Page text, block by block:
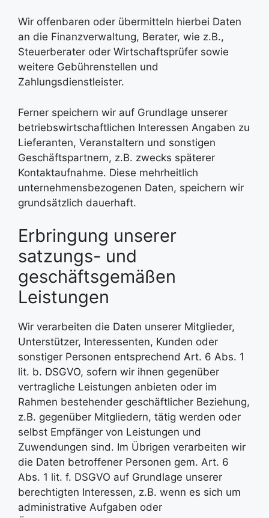
Wir offenbaren oder übermitteln hierbei Daten
an die Finanzverwaltung, Berater, wie z.B.,
Steuerberater oder Wirtschaftsprüfer sowie
weitere Gebührenstellen und
Zahlungsdienstleister.
Ferner speichern wir auf Grundlage unserer
betriebswirtschaftlichen Interessen Angaben zu
Lieferanten, Veranstaltern und sonstigen
Geschäftspartnern, z.B. zwecks späterer
Kontaktaufnahme. Diese mehrheitlich
unternehmensbezogenen Daten, speichern wir
grundsätzlich dauerhaft.
Erbringung unserer
satzungs- und
geschäftsgemäßen
Leistungen
Wir verarbeiten die Daten unserer Mitglieder,
Unterstützer, Interessenten, Kunden oder
sonstiger Personen entsprechend Art. 6 Abs. 1
lit. b. DSGVO, sofern wir ihnen gegenüber
vertragliche Leistungen anbieten oder im
Rahmen bestehender geschäftlicher Beziehung,
z.B. gegenüber Mitgliedern, tätig werden oder
selbst Empfänger von Leistungen und
Zuwendungen sind. Im Übrigen verarbeiten wir
die Daten betroffener Personen gem. Art. 6
Abs. 1 lit. f. DSGVO auf Grundlage unserer
berechtigten Interessen, z.B. wenn es sich um
administrative Aufgaben oder